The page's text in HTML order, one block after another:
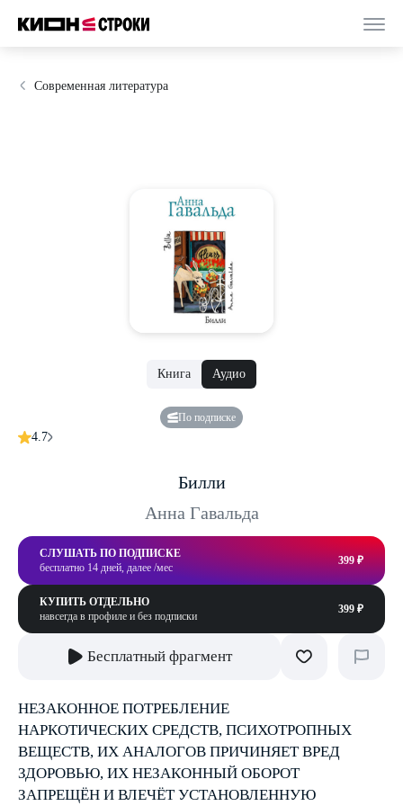
Современная литература
Книга Аудио
По подписке
4.7
Билли
Анна Гавальда
СЛУШАТЬ ПО ПОДПИСКЕ
бесплатно 14 дней, далее /мес
399 ₽
КУПИТЬ ОТДЕЛЬНО
навсегда в профиле и без подписки
399 ₽
Бесплатный фрагмент
НЕЗАКОННОЕ ПОТРЕБЛЕНИЕ
НАРКОТИЧЕСКИХ СРЕДСТВ, ПСИХОТРОПНЫХ
ВЕЩЕСТВ, ИХ АНАЛОГОВ ПРИЧИНЯЕТ ВРЕД
ЗДОРОВЬЮ, ИХ НЕЗАКОННЫЙ ОБОРОТ
ЗАПРЕЩЁН И ВЛЕЧЁТ УСТАНОВЛЕННУЮ